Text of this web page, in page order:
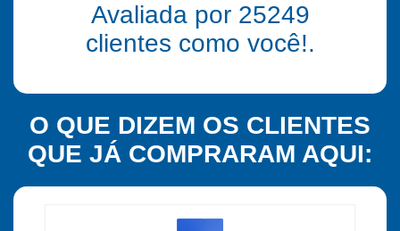
Avaliada por 25249
clientes como você!.
O QUE DIZEM OS CLIENTES
QUE JÁ COMPRARAM AQUI: